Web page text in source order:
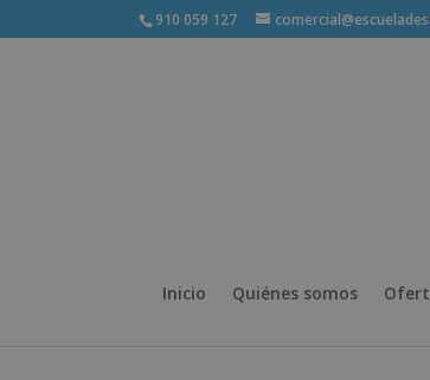
910 059 127
Inicio Quiénes somos